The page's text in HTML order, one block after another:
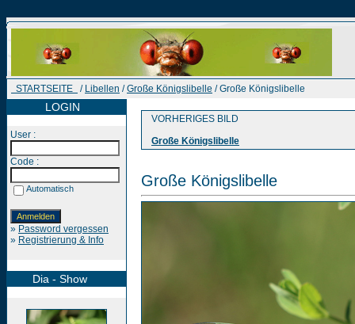
STARTSEITE / Libellen /Große Königslibelle / Große Königslibelle
LOGIN
User :
Code :
Automatisch
» Password vergessen
» Registrierung & Info
Dia - Show
VORHERIGES BILD
Große Königslibelle
Große Königslibelle